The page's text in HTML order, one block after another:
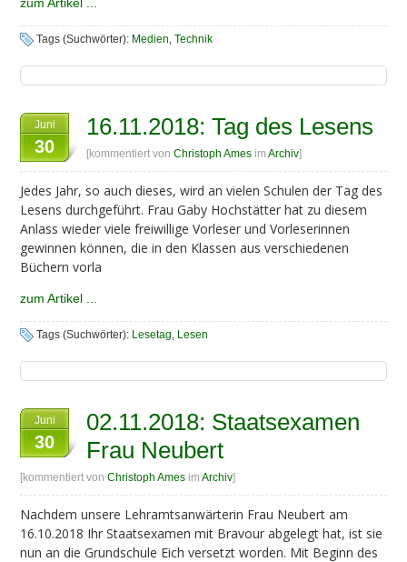
Tags (Suchwörter): Medien,Technik
Juni
30
16.11.2018: Tag des Lesens
[kommentiert vonChristoph Ames imArchiv]
Jedes Jahr, so auch dieses, wird an vielen Schulen der Tag des
Lesens durchgeführt. Frau Gaby Hochstätter hat zu diesem
Anlass wieder viele freiwillige Vorleser und Vorleserinnen
gewinnen können, die in den Klassen aus verschiedenen
Büchern vorla
zum Artikel ...
Tags (Suchwörter): Lesetag, Lesen
Juni
30
02.11.2018: Staatsexamen
Frau Neubert
[kommentiert vonChristoph Ames imArchiv]
Nachdem unsere Lehramtsanwärterin Frau Neubert am
16.10.2018 Ihr Staatsexamen mit Bravour abgelegt hat, ist sie
nun an die Grundschule Eich versetzt worden. Mit Beginn des